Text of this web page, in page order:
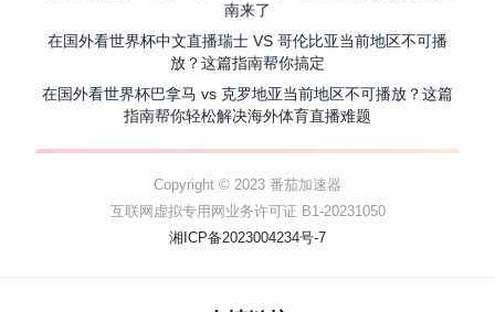
南来了
在国外看世界杯中文直播瑞士 VS 哥伦比亚当前地区不可播
放？这篇指南帮你搞定
在国外看世界杯巴拿马 vs 克罗地亚当前地区不可播放？这篇
指南帮你轻松解决海外体育直播难题
Copyright © 2023 番茄加速器
互联网虚拟专用网业务许可证 B1-20231050
湘ICP备2023004234号-7